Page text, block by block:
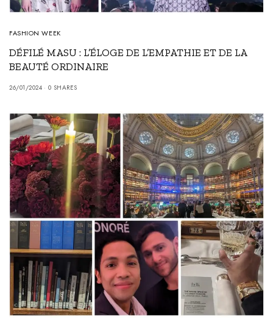
FASHION WEEK
DÉFILÉ MASU : L’ÉLOGE DE L’EMPATHIE ET DE LA
BEAUTÉ ORDINAIRE
26/01/2024 0 SHARES